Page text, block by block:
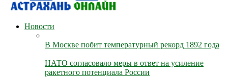
Новости
В Москве побит температурный рекорд 1892 года
НАТО согласовало меры в ответ на усиление
ракетного потенциала России